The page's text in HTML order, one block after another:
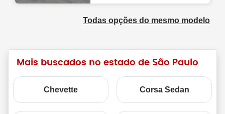
Todas opções do mesmo modelo
Mais buscados no estado de São Paulo
Chevette Corsa Sedan